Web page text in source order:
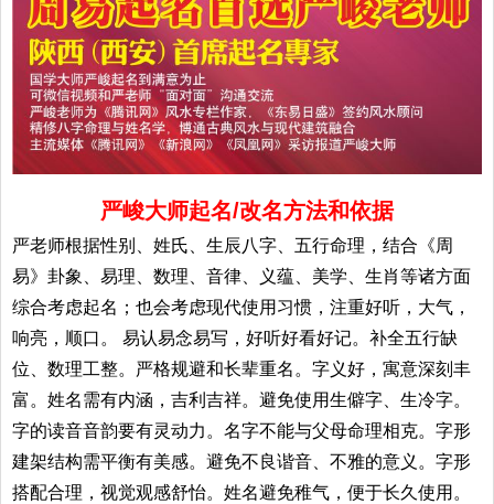
严峻大师起名/改名方法和依据
严老师根据性别、姓氏、生辰八字、五行命理，结合《周
易》卦象、易理、数理、音律、义蕴、美学、生肖等诸方面
综合考虑起名；也会考虑现代使用习惯，注重好听，大气，
响亮，顺口。 易认易念易写，好听好看好记。补全五行缺
位、数理工整。严格规避和长辈重名。字义好，寓意深刻丰
富。姓名需有内涵，吉利吉祥。避免使用生僻字、生冷字。
字的读音音韵要有灵动力。名字不能与父母命理相克。字形
建架结构需平衡有美感。避免不良谐音、不雅的意义。字形
搭配合理，视觉观感舒怡。姓名避免稚气，便于长久使用。